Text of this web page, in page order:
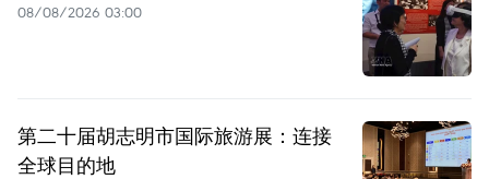
08/08/2026 03:00
第二十届胡志明市国际旅游展：连接
全球目的地